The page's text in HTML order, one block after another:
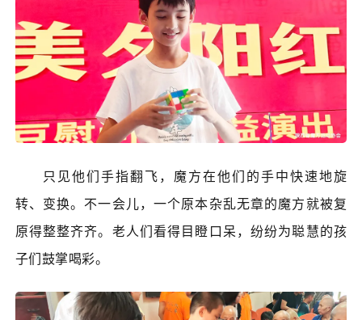
只见他们手指翻飞，魔方在他们的手中快速地旋
转、变换。不一会儿，一个原本杂乱无章的魔方就被复
原得整整齐齐。老人们看得目瞪口呆，纷纷为聪慧的孩
子们鼓掌喝彩。